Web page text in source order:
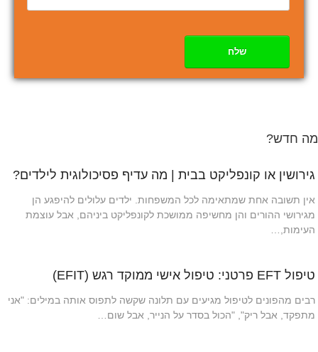
שלח
מה חדש?
גירושין או קונפליקט בבית | מה עדיף פסיכולוגית לילדים?
אין תשובה אחת שמתאימה לכל המשפחות. ילדים עלולים להיפגע הן
מגירושי ההורים והן מחשיפה ממושכת לקונפליקט ביניהם, אבל עוצמת
העימות,…
טיפול EFT פרטני: טיפול אישי ממוקד רגש (EFIT)
רבים מהפונים לטיפול מגיעים עם תלונה שקשה לתפוס אותה במילים: "אני
מתפקד, אבל ריק", "הכול בסדר על הנייר, אבל שום…